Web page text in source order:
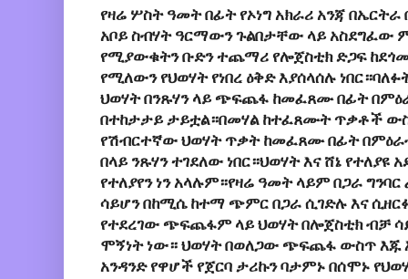
የዛሬ ሦስት ዓመት በፊት የኦነግ አክራሪ አንጃ
አቦይ ስብሃት ዓርማውን ጉልበታቸው ላይ
የሚያውቁትን ቡድን ተጨማሪ የሎጀስቲክ ድጋፍ
የሚለውን የህወሃት የነበረ ዕቅድ እያሰላሰሉ
ህወሃት በንጹሃን ላይ ጭፍጨፋ ከመፈጸሙ በፊት
በተከታታይ ታይቷል።በመሃል ከተፈጸሙት ጥቃቶች
የሽብርተኛው ህወሃት ጥቃት ከመፈጸሙ በፊት
በላይ ንጹሃን ተገደለው ነበር።ህወሃት እና ሸኔ
የተለያየን ነን አላሉም።የዛሬ ዓመት ላይም በጋራ
ሳይሆን በከሚሴ ከተማ ጭምር በጋራ ሲገድሉ እና
የተደረገው ጭፍጨፋም ላይ ህወሃት በሎጀስቲክ ብቻ
ሞኝነት ነው። ህወሃት በወለጋው ጭፍጨፋ ውስጥ እጁ
አንዳንድ የዋሆች የጀርባ ታሪኩን ባታምኑ በሰሞኑ